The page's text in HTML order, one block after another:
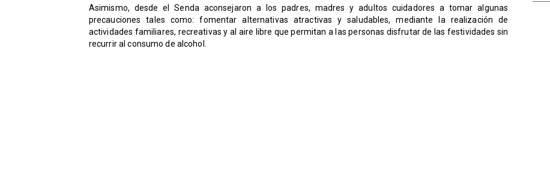
Asimismo, desde el Senda aconsejaron a los padres, madres y adultos cuidadores a tomar algunas
precauciones tales como: fomentar alternativas atractivas y saludables, mediante la realización de
actividades familiares, recreativas y al aire libre que permitan a las personas disfrutar de las festividades sin
recurrir al consumo de alcohol.